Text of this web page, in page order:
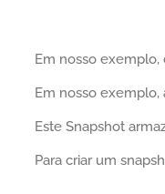
Em nosso exemplo,
Em nosso exemplo,
Este Snapshot
Para criar um